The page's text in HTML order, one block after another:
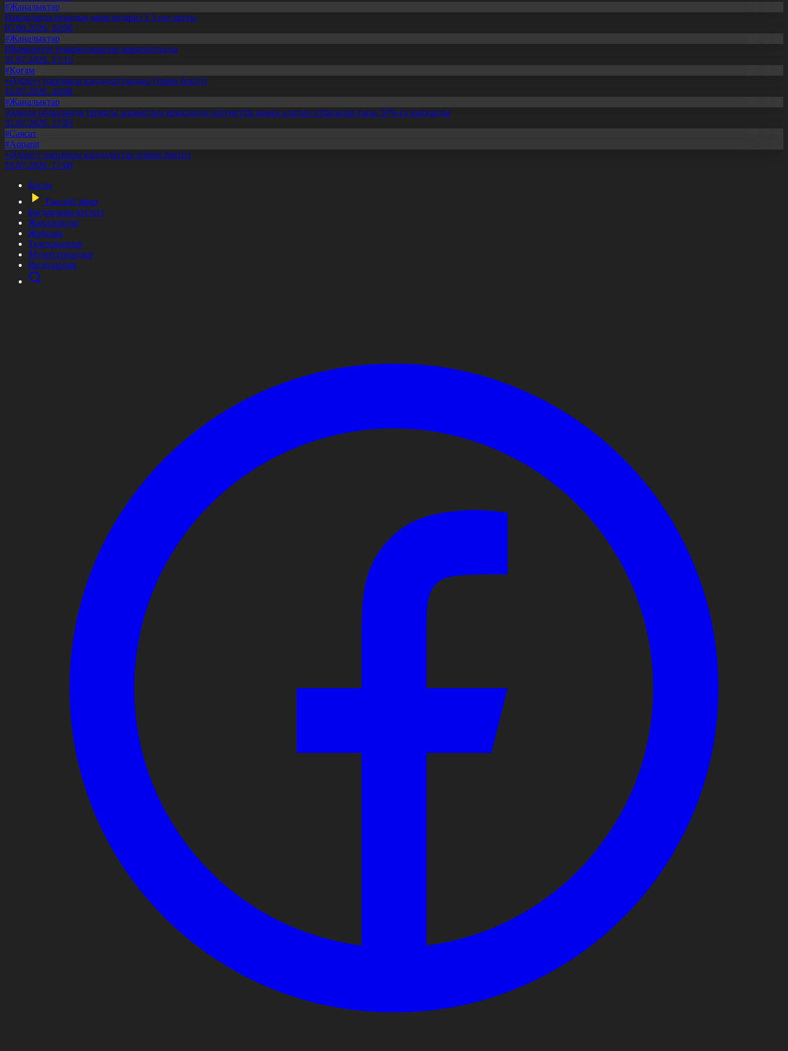
#Жаңалықтар
Павлодарда отандық өнім өндірісі 1,5 есе артты
05.08.2026, 20:06
#Жаңалықтар
Шымкентте теміржолшылар марапатталды
31.07.2026, 17:15
#Қоғам
«Әділет» партиясы кандидаттардың тізімін бекітті
10.07.2026, 20:08
#Жаңалықтар
Ақмола облысында тұрақты жұмыстың арқасында әлеуметтік көмек алатын отбасылар саны 50%-ға қысқарды
31.07.2026, 17:03
#Саясат
#Aqparat
«Әділет» партиясы кандидаттар тізімін бекітті
10.07.2026, 17:00
Басты
Тікелей эфир
Бағдарлама кестесі
Жаңалықтар
Жобалар
Телехикаялар
Мультсериалдар
Видеоархив